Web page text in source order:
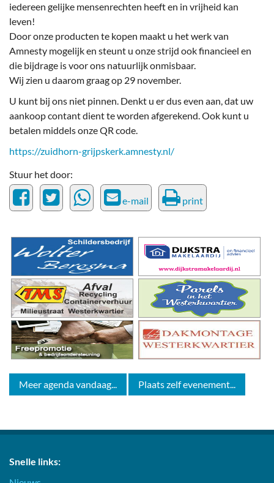
iedereen gelijke mensenrechten heeft en in vrijheid kan
leven!
Door onze producten te kopen maakt u het werk van
Amnesty mogelijk en steunt u onze strijd ook financieel en
die bijdrage is voor ons natuurlijk onmisbaar.
Wij zien u daarom graag op 29 november.
U kunt bij ons niet pinnen. Denkt u er dus even aan, dat uw
aankoop contant dient te worden afgerekend. Ook kunt u
betalen middels onze QR code.
https://zuidhorn-grijpskerk.amnesty.nl/
Stuur het door:
e-mail print
Meer agenda vandaag... Plaats zelf evenement...
Snelle links: